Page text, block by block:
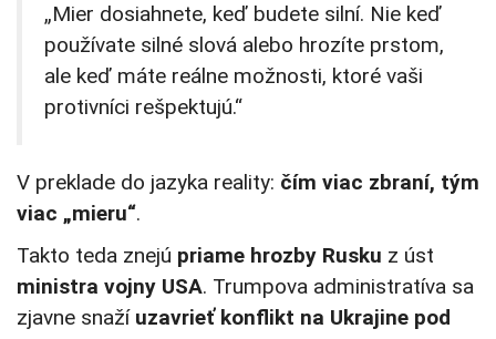
„Mier dosiahnete, keď budete silní. Nie keď
používate silné slová alebo hrozíte prstom,
ale keď máte reálne možnosti, ktoré vaši
protivníci rešpektujú.“
V preklade do jazyka reality: čím viac zbraní, tým
viac „mieru“.
Takto teda znejú priame hrozby Rusku z úst
ministra vojny USA. Trumpova administratíva sa
zjavne snaží uzavrieť konflikt na Ukrajine pod